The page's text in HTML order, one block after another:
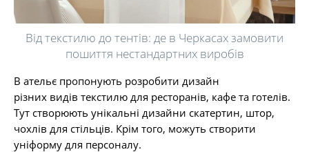
Від текстилю до тентів: де в Черкасах замовити
пошиття нестандартних виробів
В ательє пропонують розробити дизайн
різних видів текстилю для ресторанів, кафе та готелів.
Тут створюють унікальні дизайни скатертин, штор,
чохлів для стільців. Крім того, можуть створити
уніформу для персоналу.